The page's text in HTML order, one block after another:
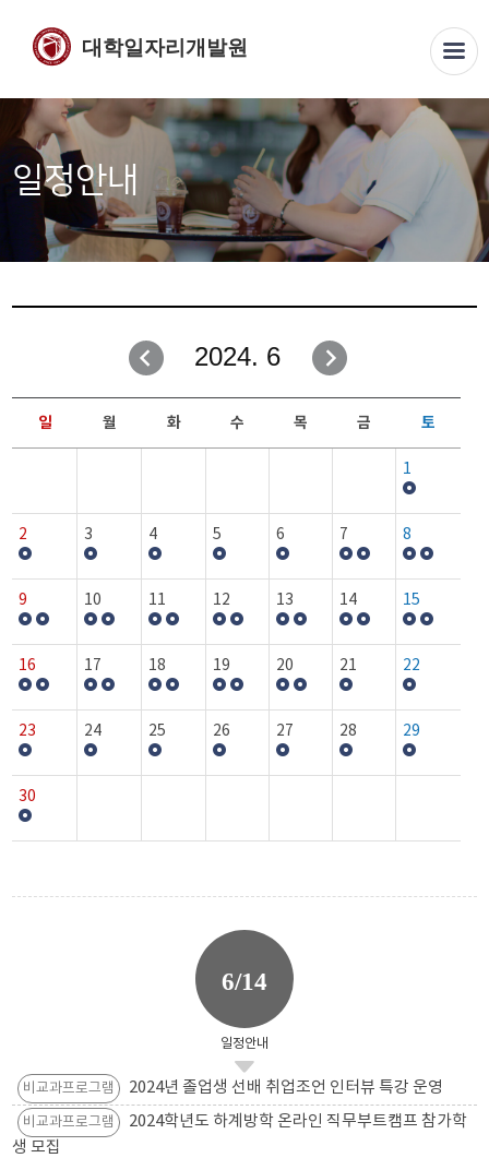
대학일자리개발원
일정안내
2024. 6
일 월 화 수 목 금 토
1
2 3 4 5 6 7 8
9 10 11 12 13 14 15
16 17 18 19 20 21 22
23 24 25 26 27 28 29
30
6/14
일정안내
비교과프로그램 2024년 졸업생 선배 취업조언 인터뷰 특강 운영
비교과프로그램
2024학년도 하계방학 온라인 직무부트캠프 참가학
생 모집